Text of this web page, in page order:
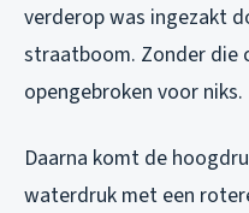
verderop was ingezakt
straatboom. Zonder die
opengebroken voor niks.
Daarna komt de
waterdruk met een